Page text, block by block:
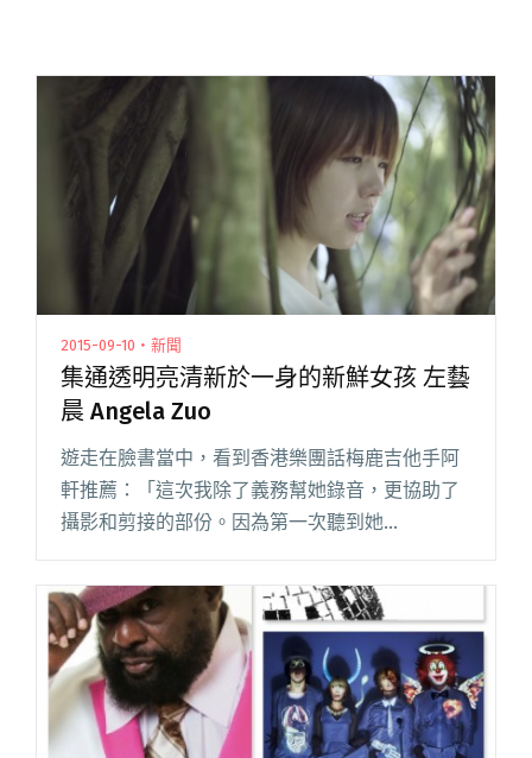
2015-09-10・新聞
集通透明亮清新於一身的新鮮女孩 左藝
晨 Angela Zuo
遊走在臉書當中，看到香港樂團話梅鹿吉他手阿
軒推薦：「這次我除了義務幫她錄音，更協助了
攝影和剪接的部份。因為第一次聽到她
的作品。我就意識到，這首歌是不能夠被埋沒
的！」他所說的，就是這位名為 An閱讀全文 "集
通透明亮清新於一身的新鮮女孩 左藝晨 Angela
Zuo"